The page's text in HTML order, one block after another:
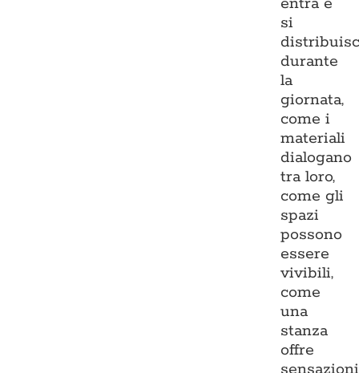
si
durante
la
giornata,
come i
materiali
dialogano
tra loro,
come gli
spazi
possono
essere
vivibili,
come
una
stanza
offre